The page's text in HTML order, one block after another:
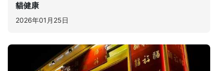
貓健康
2026年01月25日